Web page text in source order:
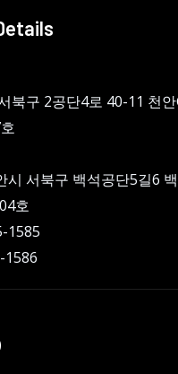
북구 2공단4로 40-11 천
시 서북구 백석공단5길6
호
1585
1586